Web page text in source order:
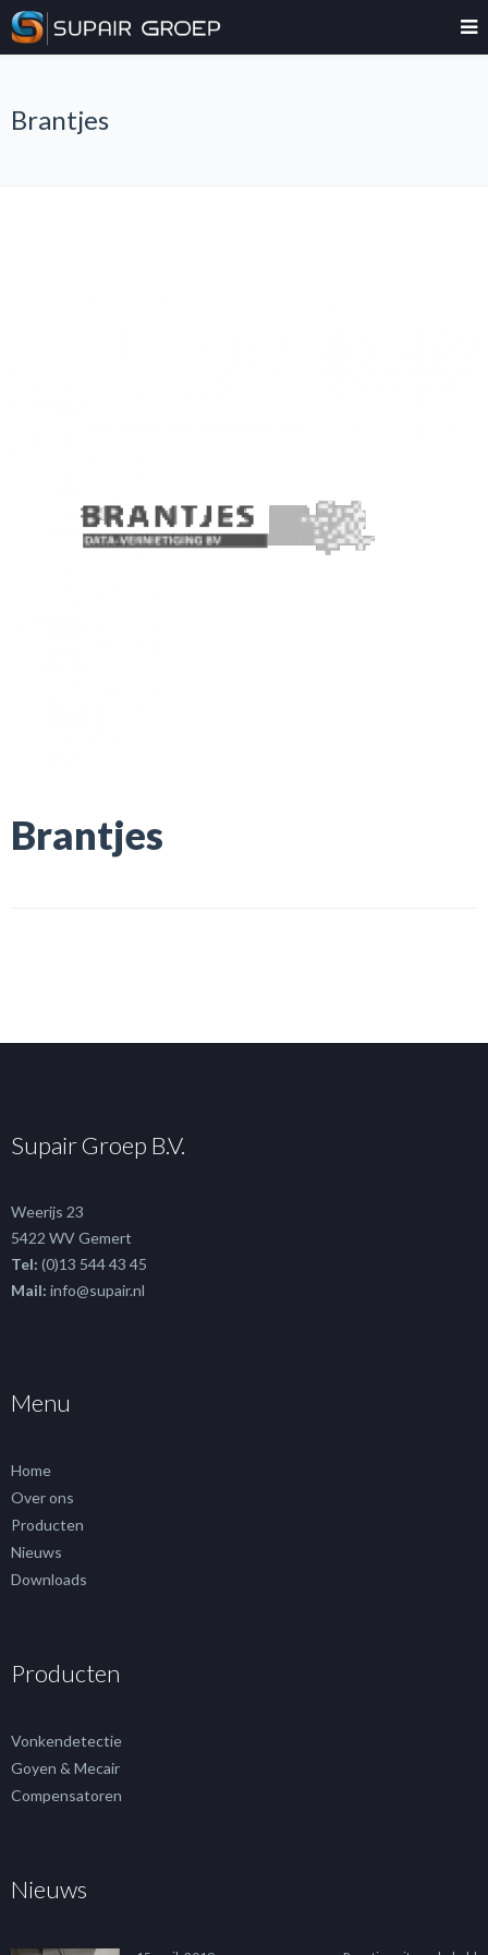
Brantjes
Brantjes
Supair Groep B.V.
Weerijs 23
5422 WV Gemert
Tel: (0)13 544 43 45
Mail: info@supair.nl
Menu
Home
Over ons
Producten
Nieuws
Downloads
Producten
Vonkendetectie
Goyen & Mecair
Compensatoren
Nieuws